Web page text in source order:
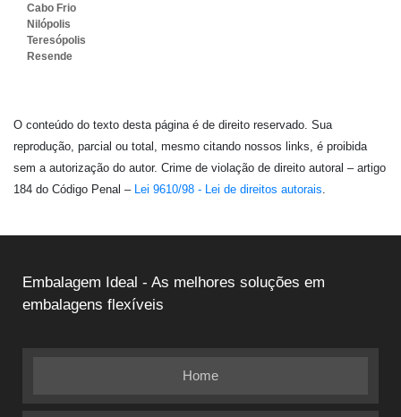
Cabo Frio
Nilópolis
Teresópolis
Resende
O conteúdo do texto desta página é de direito reservado. Sua
reprodução, parcial ou total, mesmo citando nossos links, é proibida
sem a autorização do autor. Crime de violação de direito autoral – artigo
184 do Código Penal –
Lei 9610/98 - Lei de direitos autorais
Embalagem Ideal - As melhores soluções em
embalagens flexíveis
Home